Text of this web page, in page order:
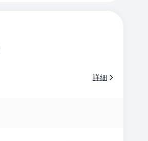
詳細